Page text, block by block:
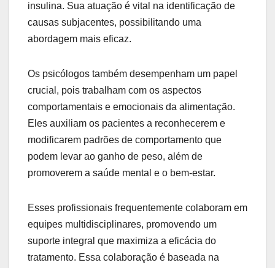
insulina. Sua atuação é vital na identificação de
causas subjacentes, possibilitando uma
abordagem mais eficaz.
Os psicólogos também desempenham um papel
crucial, pois trabalham com os aspectos
comportamentais e emocionais da alimentação.
Eles auxiliam os pacientes a reconhecerem e
modificarem padrões de comportamento que
podem levar ao ganho de peso, além de
promoverem a saúde mental e o bem-estar.
Esses profissionais frequentemente colaboram em
equipes multidisciplinares, promovendo um
suporte integral que maximiza a eficácia do
tratamento. Essa colaboração é baseada na